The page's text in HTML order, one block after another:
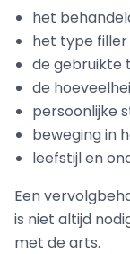
het
het type filler
de gebruikte
de
persoonlijke
beweging in
leefstijl en
Een
is niet altijd
met de arts.